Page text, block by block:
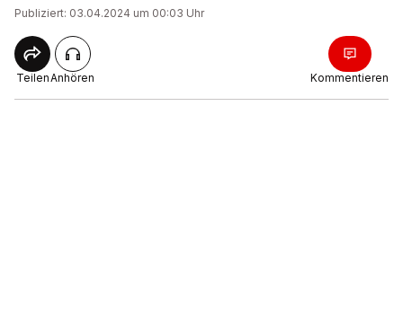
Publiziert: 03.04.2024 um 00:03 Uhr
TeilenAnhören Kommentieren